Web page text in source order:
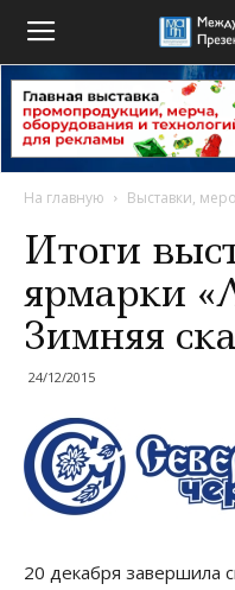
На главную Выставки,
Итоги
ярмарки
Зимняя
24/12/2015
20 декабря завершила